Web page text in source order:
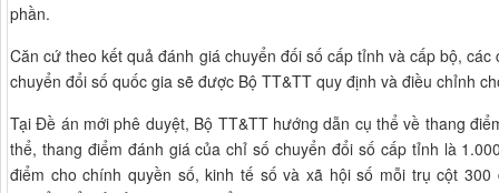
phần.
Căn cứ theo kết quả đánh giá chuyển đối số cấp tỉnh và cấp bộ,
chuyển đổi số quốc gia sẽ được Bộ TT&TT quy định và điều chỉnh
Tại Đề án mới phê duyệt, Bộ TT&TT hướng dẫn cụ thể về thang
thể, thang điểm đánh giá của chỉ số chuyển đổi số cấp tỉnh là
điểm cho chính quyền số, kinh tế số và xã hội số mỗi trụ cột